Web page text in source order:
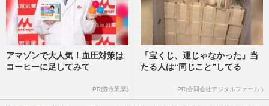
アマゾンで大人気！血圧対策は
コーヒーに足してみて
PR(森永乳業)
「宝くじ、運じゃなかった」当
たる人は“同じこと”してる
PR(合同会社デジタルファーム )